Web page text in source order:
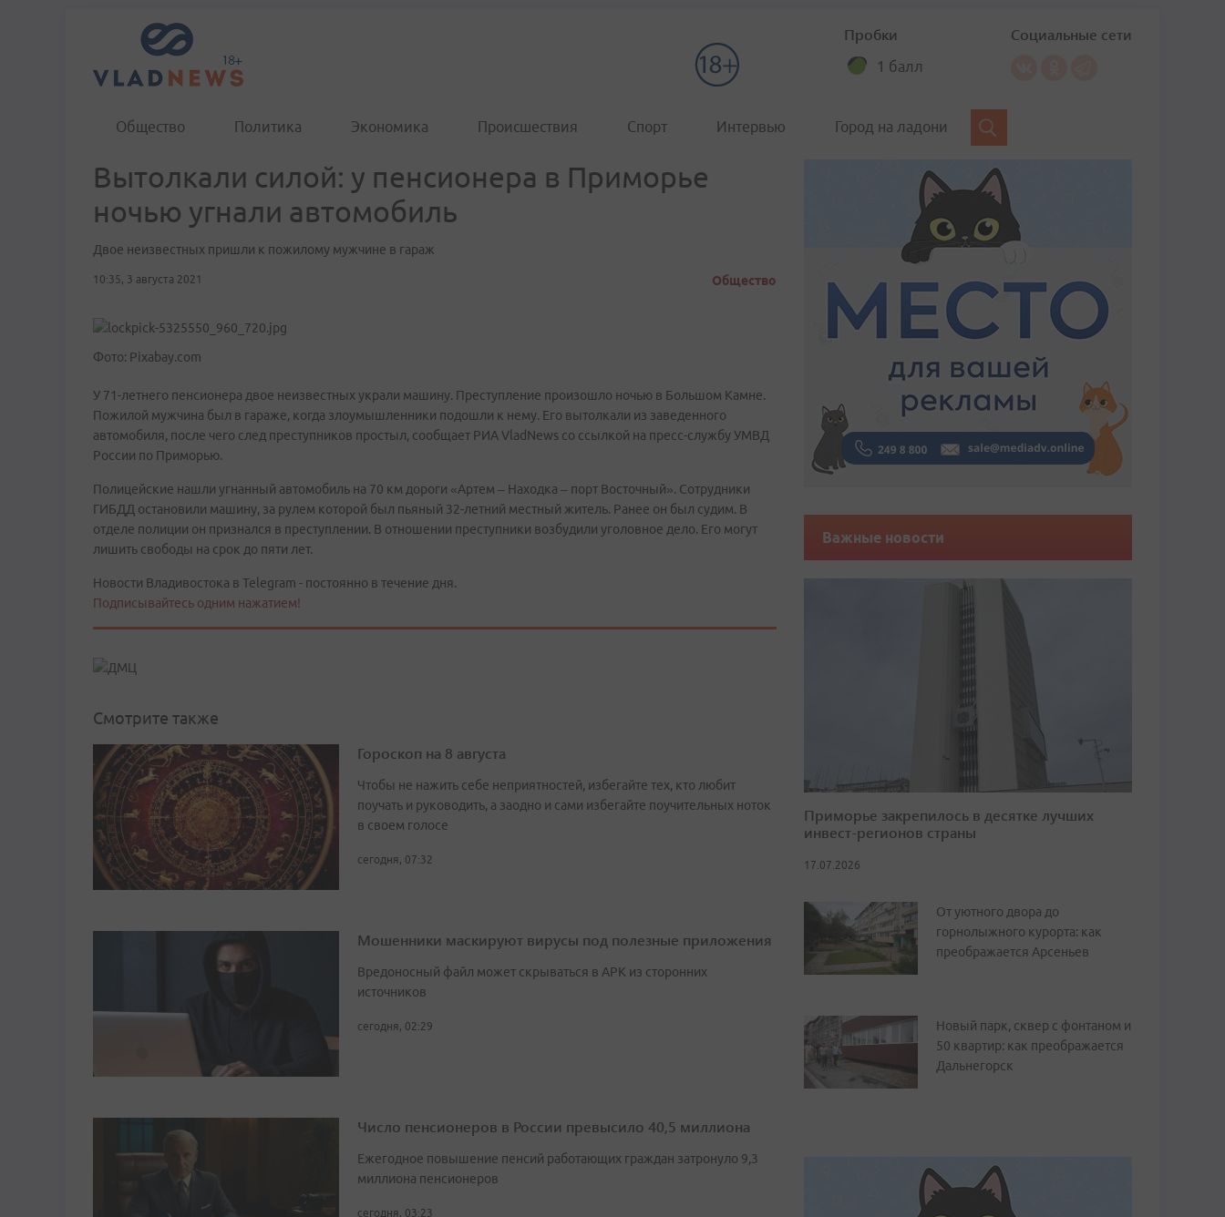
Пробки
1 балл
Социальные сети
Общество Политика Экономика Происшествия Спорт Интервью Город на ладони
Вытолкали силой: у пенсионера в Приморье
ночью угнали автомобиль
Двое неизвестных пришли к пожилому мужчине в гараж
10:35, 3 августа 2021 Общество
Фото: Pixabay.com
У 71-летнего пенсионера двое неизвестных украли машину. Преступление произошло ночью в Большом Камне.
Пожилой мужчина был в гараже, когда злоумышленники подошли к нему. Его вытолкали из заведенного
автомобиля, после чего след преступников простыл, сообщает РИА VladNews со ссылкой на пресс-службу УМВД
России по Приморью.
Полицейские нашли угнанный автомобиль на 70 км дороги «Артем – Находка – порт Восточный». Сотрудники
ГИБДД остановили машину, за рулем которой был пьяный 32-летний местный житель. Ранее он был судим. В
отделе полиции он признался в преступлении. В отношении преступники возбудили уголовное дело. Его могут
лишить свободы на срок до пяти лет.
Новости Владивостока в Telegram - постоянно в течение дня.
Подписывайтесь одним нажатием!
Смотрите также
Гороскоп на 8 августа
Чтобы не нажить себе неприятностей, избегайте тех, кто любит
поучать и руководить, а заодно и сами избегайте поучительных ноток
в своем голосе
сегодня, 07:32
Мошенники маскируют вирусы под полезные приложения
Вредоносный файл может скрываться в APK из сторонних
источников
сегодня, 02:29
Число пенсионеров в России превысило 40,5 миллиона
Ежегодное повышение пенсий работающих граждан затронуло 9,3
миллиона пенсионеров
сегодня, 03:23
Важные новости
Приморье закрепилось в десятке лучших
инвест-регионов страны
17.07.2026
От уютного двора до
горнолыжного курорта: как
преображается Арсеньев
Новый парк, сквер с фонтаном и
50 квартир: как преображается
Дальнегорск